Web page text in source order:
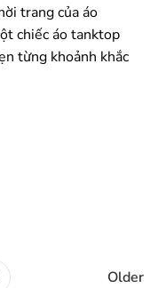
trang của áo
chiếc áo tanktop
từng khoảnh khắc
Older